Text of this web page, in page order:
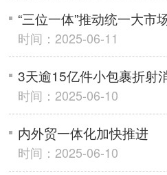
“三位一体”推动统一大市
时间：2025-06-11
3天逾15亿件小包裹折射
时间：2025-06-10
内外贸一体化加快推进
时间：2025-06-10